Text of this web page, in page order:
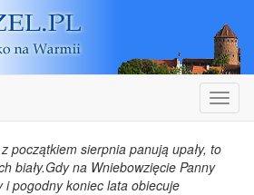
początkiem sierpnia panują upały, to
biały.Gdy na Wniebowzięcie Panny
i pogodny koniec lata obiecuje